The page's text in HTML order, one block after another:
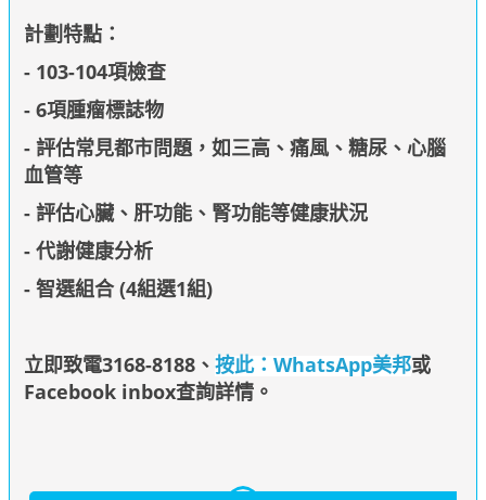
計劃特點：
- 103-104項檢查
- 6項腫瘤標誌物
- 評估常見都市問題，如三高、痛風、糖尿、心腦
血管等
- 評估心臟、肝功能、腎功能等健康狀況
- 代謝健康分析
- 智選組合 (4組選1組)
立即致電3168-8188、 按此：WhatsApp美邦或
Facebook inbox查詢詳情。